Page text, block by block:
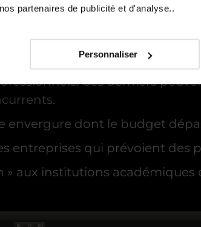
partenaires de publicité et d'analyse..
Personnaliser
comme Unity Teams et
Ces derniers
dont le budget
entreprises qui prévoient des
aux institutions